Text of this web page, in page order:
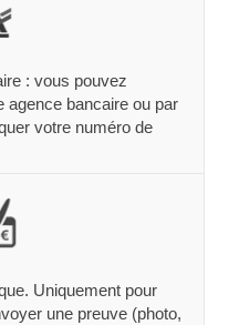
: vous pouvez
agence bancaire ou par
votre numéro de
Uniquement pour
une preuve (photo,